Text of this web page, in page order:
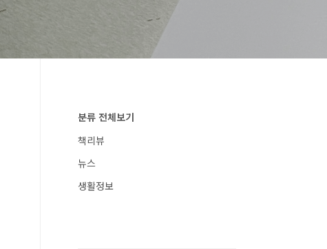
분류 전체보기
책리뷰
뉴스
생활정보